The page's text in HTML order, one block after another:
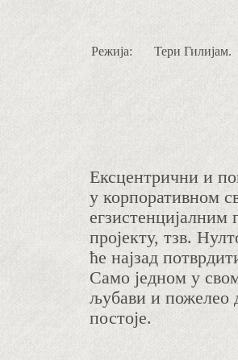
Режија: Тери Гилијам.
Ексцентрични и
у корпоративном
пројекту, тзв.
ће најзад
Само једном у
љубави и пожелео
постоје.